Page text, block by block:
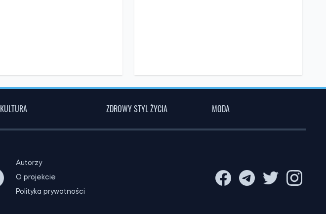
KULTURA ZDROWY STYL ŻYCIA MODA
Autorzy
O projekcie
Polityka prywatności